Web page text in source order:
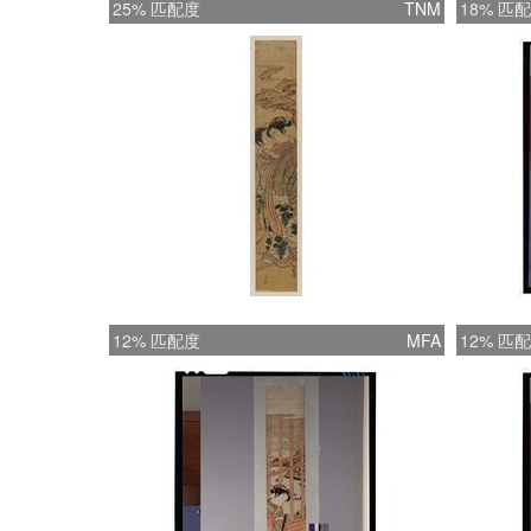
25% 匹配度 TNM 18% 匹
12% 匹配度 MFA 12% 匹